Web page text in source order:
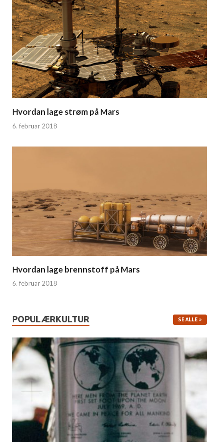
Hvordan lage strøm på Mars
6. februar 2018
Hvordan lage brennstoff på Mars
6. februar 2018
POPULÆRKULTUR SE ALLE